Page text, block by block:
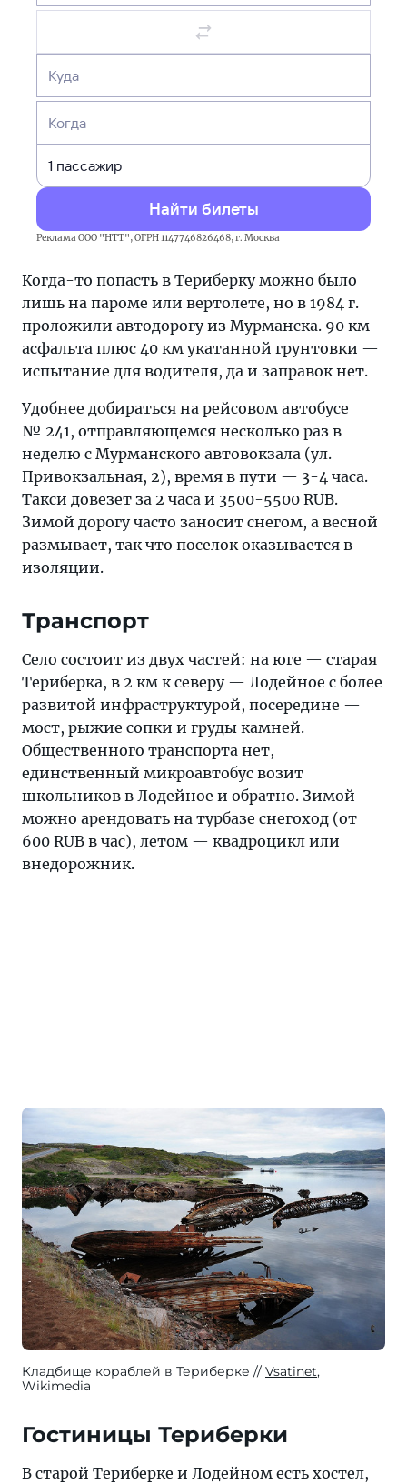
Куда
Когда
Найти билеты
Реклама ООО "НТТ", ОГРН 1147746826468, г. Москва
Когда-то попасть в Териберку можно было
лишь на пароме или вертолете, но в 1984 г.
проложили автодорогу из Мурманска. 90 км
асфальта плюс 40 км укатанной грунтовки —
испытание для водителя, да и заправок нет.
Удобнее добираться на рейсовом автобусе
№ 241, отправляющемся несколько раз в
неделю с Мурманского автовокзала (ул.
Привокзальная, 2), время в пути — 3-4 часа.
Такси довезет за 2 часа и 3500-5500 RUB.
Зимой дорогу часто заносит снегом, а весной
размывает, так что поселок оказывается в
изоляции.
Транспорт
Село состоит из двух частей: на юге — старая
Териберка, в 2 км к северу — Лодейное с более
развитой инфраструктурой, посередине —
мост, рыжие сопки и груды камней.
Общественного транспорта нет,
единственный микроавтобус возит
школьников в Лодейное и обратно. Зимой
можно арендовать на турбазе снегоход (от
600 RUB в час), летом — квадроцикл или
внедорожник.
Кладбище кораблей в Териберке Vsatinet,
Wikimedia
Гостиницы Териберки
В старой Териберке и Лодейном есть хостел,